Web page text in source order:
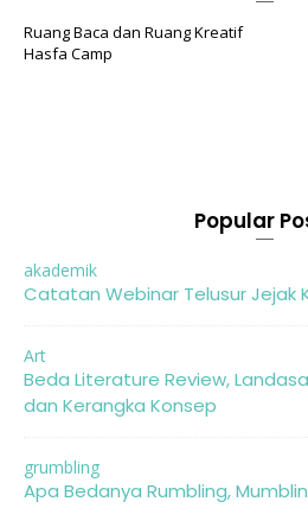
Ruang Baca dan Ruang Kreatif
Hasfa Camp
Popular
akademik
Catatan Webinar Telusur Jejak
Art
Beda Literature Review,
dan Kerangka Konsep
grumbling
Apa Bedanya Rumbling,